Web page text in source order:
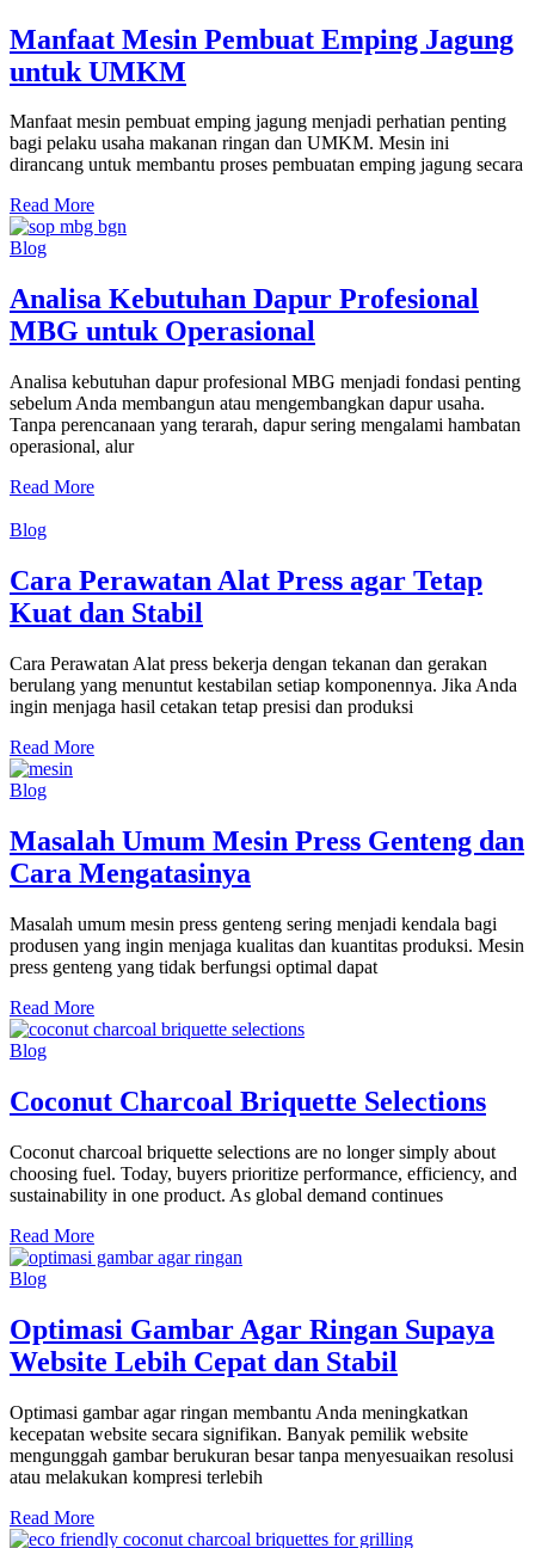
Manfaat Mesin Pembuat Emping Jagung
untuk UMKM
Manfaat mesin pembuat emping jagung menjadi perhatian penting
bagi pelaku usaha makanan ringan dan UMKM. Mesin ini
dirancang untuk membantu proses pembuatan emping jagung secara
Read More
Blog
Analisa Kebutuhan Dapur Profesional
MBG untuk Operasional
Analisa kebutuhan dapur profesional MBG menjadi fondasi penting
sebelum Anda membangun atau mengembangkan dapur usaha.
Tanpa perencanaan yang terarah, dapur sering mengalami hambatan
operasional, alur
Read More
Blog
Cara Perawatan Alat Press agar Tetap
Kuat dan Stabil
Cara Perawatan Alat press bekerja dengan tekanan dan gerakan
berulang yang menuntut kestabilan setiap komponennya. Jika Anda
ingin menjaga hasil cetakan tetap presisi dan produksi
Read More
Blog
Masalah Umum Mesin Press Genteng dan
Cara Mengatasinya
Masalah umum mesin press genteng sering menjadi kendala bagi
produsen yang ingin menjaga kualitas dan kuantitas produksi. Mesin
press genteng yang tidak berfungsi optimal dapat
Read More
Blog
Coconut Charcoal Briquette Selections
Coconut charcoal briquette selections are no longer simply about
choosing fuel. Today, buyers prioritize performance, efficiency, and
sustainability in one product. As global demand continues
Read More
Blog
Optimasi Gambar Agar Ringan Supaya
Website Lebih Cepat dan Stabil
Optimasi gambar agar ringan membantu Anda meningkatkan
kecepatan website secara signifikan. Banyak pemilik website
mengunggah gambar berukuran besar tanpa menyesuaikan resolusi
atau melakukan kompresi terlebih
Read More